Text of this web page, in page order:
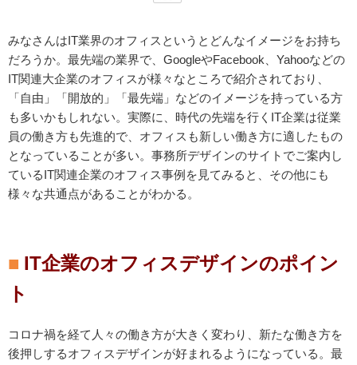
みなさんはIT業界のオフィスというとどんなイメージをお持ち
だろうか。最先端の業界で、GoogleやFacebook、Yahooなどの
IT関連大企業のオフィスが様々なところで紹介されており、
「自由」「開放的」「最先端」などのイメージを持っている方
も多いかもしれない。実際に、時代の先端を行くIT企業は従業
員の働き方も先進的で、オフィスも新しい働き方に適したもの
となっていることが多い。事務所デザインのサイトでご案内し
ているIT関連企業のオフィス事例を見てみると、その他にも
様々な共通点があることがわかる。
IT企業のオフィスデザインのポイン
ト
コロナ禍を経て人々の働き方が大きく変わり、新たな働き方を
後押しするオフィスデザインが好まれるようになっている。最